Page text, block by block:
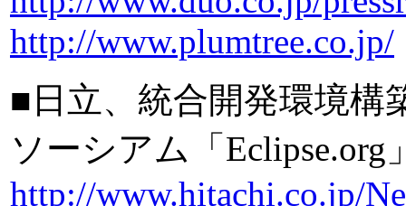
http://www.plumtree.co.jp/
■日立、統合開発環境構
ソーシアム「Eclipse.org
http://www.hitachi.co.jp/